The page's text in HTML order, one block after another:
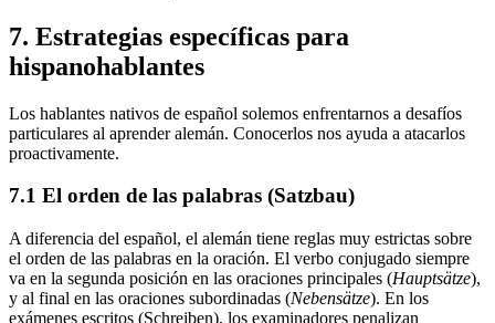
7. Estrategias específicas para
hispanohablantes
Los hablantes nativos de español solemos enfrentarnos a desafíos
particulares al aprender alemán. Conocerlos nos ayuda a atacarlos
proactivamente.
7.1 El orden de las palabras (Satzbau)
A diferencia del español, el alemán tiene reglas muy estrictas sobre
el orden de las palabras en la oración. El verbo conjugado siempre
va en la segunda posición en las oraciones principales (Hauptsätze),
y al final en las oraciones subordinadas (Nebensätze). En los
exámenes escritos (Schreiben), los examinadores penalizan